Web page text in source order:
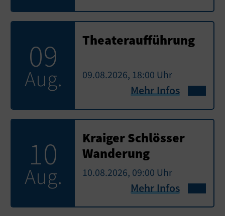
09
Aug.
Theateraufführung
09.08.2026, 18:00 Uhr
Mehr Infos
10
Aug.
Kraiger Schlösser
Wanderung
10.08.2026, 09:00 Uhr
Mehr Infos